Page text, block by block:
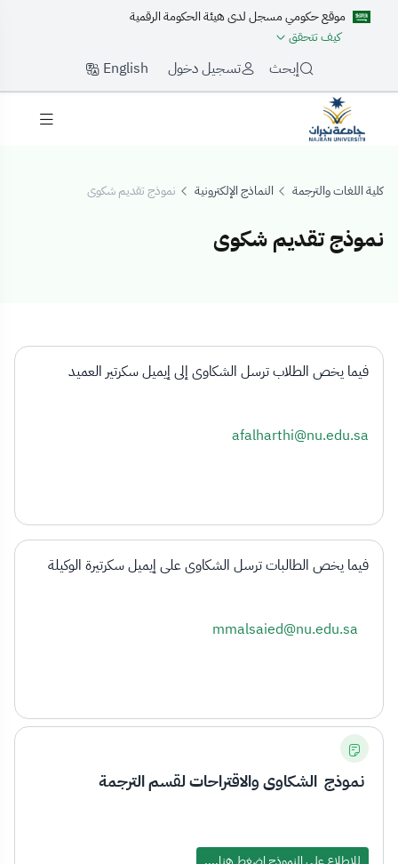
موقع حكومي مسجل لدى هيئة الحكومة الرقمية
كيف تتحقق
إبحث تسجيل دخول English
كلية اللغات والترجمة النماذج الإلكترونية نموذج تقديم شكوى
نموذج تقديم شكوى
نموذج تقديم
فيما يخص الطلاب ترسل الشكاوى إلى إيميل سكرتير العميد
afalharthi@nu.edu.sa
فيما يخص الطالبات ترسل الشكاوى على إيميل سكرتيرة الوكيلة
mmalsaied@nu.edu.sa
نموذج الشكاوى والاقتراحات لقسم الترجمة